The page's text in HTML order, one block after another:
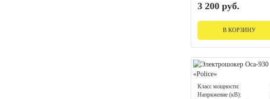
3 200 руб.
В КОРЗИНУ
Класс мощности:
Напряжение (кВ):